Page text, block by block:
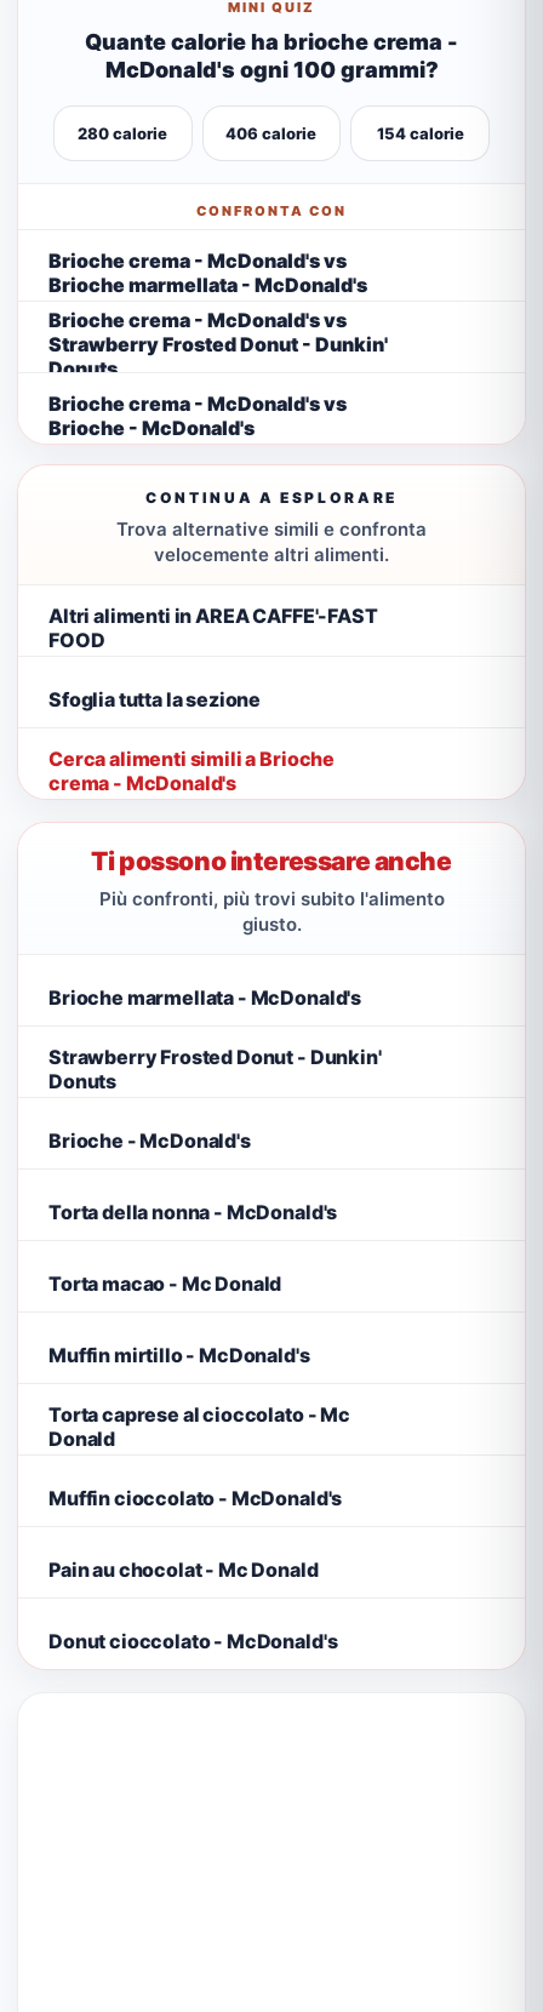
MINI QUIZ
Quante calorie ha brioche crema -
McDonald's ogni 100 grammi?
280 calorie 406 calorie 154 calorie
CONFRONTA CON
Brioche crema - McDonald's vs
Brioche marmellata - McDonald's
Brioche crema - McDonald's vs
Strawberry Frosted Donut - Dunkin'
Donuts
Brioche crema - McDonald's vs
Brioche - McDonald's
CONTINUA A ESPLORARE
Trova alternative simili e confronta
velocemente altri alimenti.
Altri alimenti in AREA CAFFE'-FAST
FOOD
Sfoglia tutta la sezione
Cerca alimenti simili a Brioche
crema - McDonald's
Ti possono interessare anche
Più confronti, più trovi subito l'alimento
giusto.
Brioche marmellata - McDonald's
Strawberry Frosted Donut - Dunkin'
Donuts
Brioche - McDonald's
Torta della nonna - McDonald's
Torta macao - Mc Donald
Muffin mirtillo - McDonald's
Torta caprese al cioccolato - Mc
Donald
Muffin cioccolato - McDonald's
Pain au chocolat - Mc Donald
Donut cioccolato - McDonald's